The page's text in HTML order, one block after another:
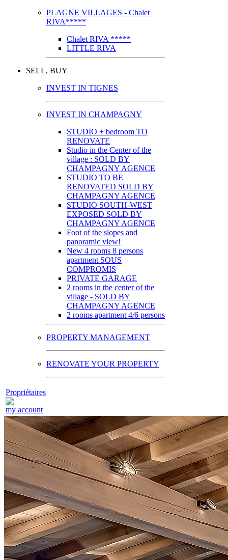
PLAGNE VILLAGES - Chalet
RIVA*****
Chalet RIVA *****
LITTLE RIVA
SELL, BUY
INVEST IN TIGNES
INVEST IN CHAMPAGNY
STUDIO + bedroom TO
RENOVATE
Studio in the Center of the
village : SOLD BY
CHAMPAGNY AGENCE
STUDIO TO BE
RENOVATED SOLD BY
CHAMPAGNY AGENCE
STUDIO SOUTH-WEST
EXPOSED SOLD BY
CHAMPAGNY AGENCE
Foot of the slopes and
panoramic view!
New 4 rooms 8 persons
apartment SOUS
COMPROMIS
PRIVATE GARAGE
2 rooms in the center of the
village - SOLD BY
CHAMPAGNY AGENCE
2 rooms apartment 4/6 persons
PROPERTY MANAGEMENT
RENOVATE YOUR PROPERTY
Propriétaires
my account